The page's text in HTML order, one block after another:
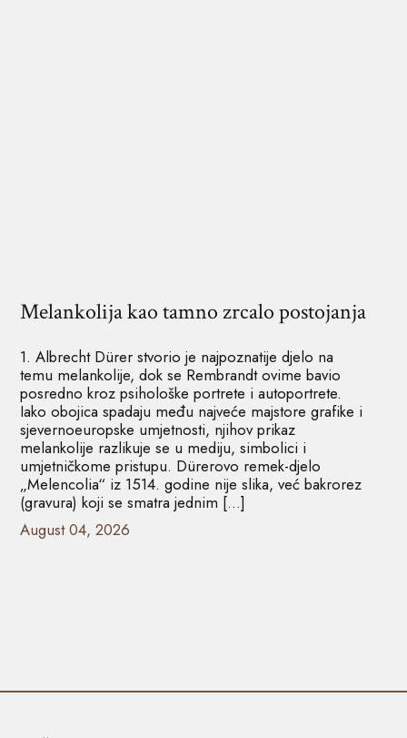
Melankolija kao tamno zrcalo postojanja
1. Albrecht Dürer stvorio je najpoznatije djelo na
temu melankolije, dok se Rembrandt ovime bavio
posredno kroz psihološke portrete i autoportrete.
Iako obojica spadaju među najveće majstore grafike i
sjevernoeuropske umjetnosti, njihov prikaz
melankolije razlikuje se u mediju, simbolici i
umjetničkome pristupu. Dürerovo remek-djelo
„Melencolia“ iz 1514. godine nije slika, već bakrorez
(gravura) koji se smatra jednim […]
August 04, 2026